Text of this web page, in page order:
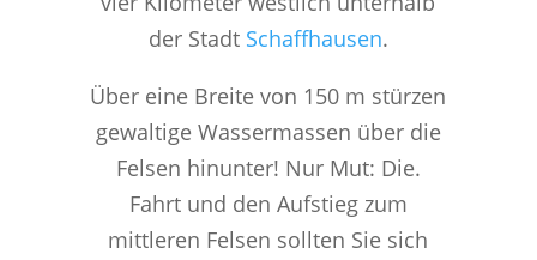
der Stadt Schaffhausen.
Über eine Breite von 150 m stürzen
gewaltige Wassermassen über die
Felsen hinunter! Nur Mut: Die.
Fahrt und den Aufstieg zum
mittleren Felsen sollten Sie sich